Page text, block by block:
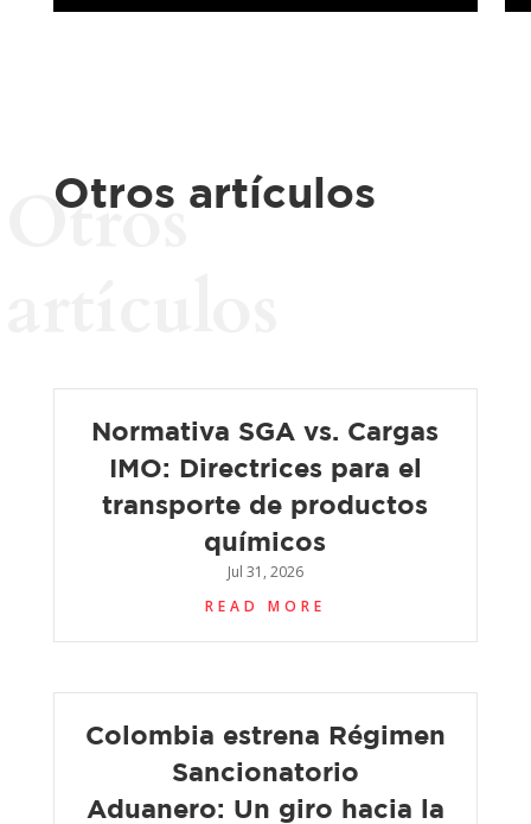
Otros artículos
Otros
Normativa SGA vs. Cargas
IMO: Directrices para el
transporte de productos
químicos
Jul 31, 2026
READ MORE
Colombia estrena Régimen
Sancionatorio
Aduanero: Un giro hacia la